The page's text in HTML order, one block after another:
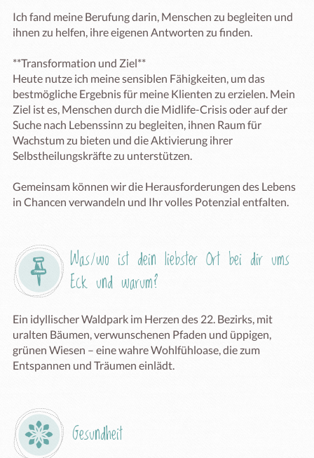
Ich fand meine Berufung darin, Menschen zu begleiten und
ihnen zu helfen, ihre eigenen Antworten zu finden.
**Transformation und Ziel**
Heute nutze ich meine sensiblen Fähigkeiten, um das
bestmögliche Ergebnis für meine Klienten zu erzielen. Mein
Ziel ist es, Menschen durch die Midlife-Crisis oder auf der
Suche nach Lebenssinn zu begleiten, ihnen Raum für
Wachstum zu bieten und die Aktivierung ihrer
Selbstheilungskräfte zu unterstützen.
Gemeinsam können wir die Herausforderungen des Lebens
in Chancen verwandeln und Ihr volles Potenzial entfalten.
Was/wo ist dein liebster Ort bei dir ums
Eck und warum?
Ein idyllischer Waldpark im Herzen des 22. Bezirks, mit
uralten Bäumen, verwunschenen Pfaden und üppigen,
grünen Wiesen – eine wahre Wohlfühloase, die zum
Entspannen und Träumen einlädt.
Gesundheit